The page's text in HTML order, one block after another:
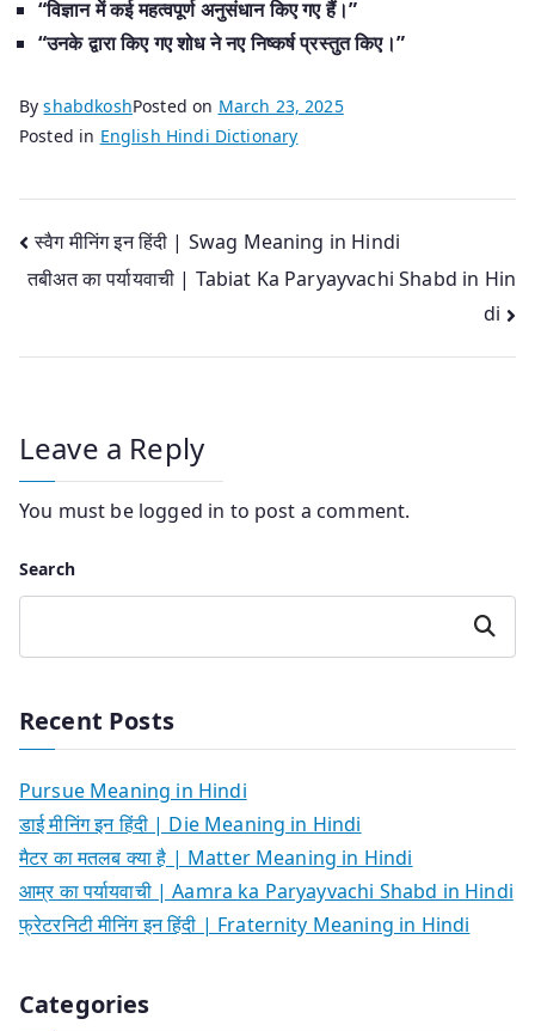
“विज्ञान में कई महत्वपूर्ण अनुसंधान किए गए हैं।”
“उनके द्वारा किए गए शोध ने नए निष्कर्ष प्रस्तुत किए।”
ByshabdkoshPosted on March 23, 2025
Posted in English Hindi Dictionary
Post
navigation
स्वैग मीनिंग इन हिंदी | Swag Meaning in Hindi
तबीअत का पर्यायवाची | Tabiat Ka Paryayvachi Shabd in Hin
di
Leave a Reply
You must be logged in to post a comment.
Search
Search
Recent Posts
Pursue Meaning in Hindi
डाई मीनिंग इन हिंदी | Die Meaning in Hindi
मैटर का मतलब क्या है | Matter Meaning in Hindi
आम्र का पर्यायवाची | Aamra ka Paryayvachi Shabd in Hindi
फ्रेटरनिटी मीनिंग इन हिंदी | Fraternity Meaning in Hindi
Categories